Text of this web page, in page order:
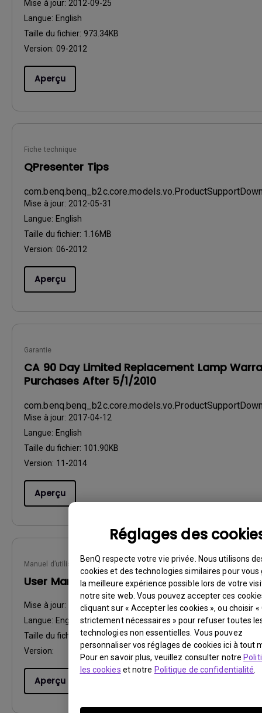
Réglages des
BenQ respecte votre vie privée. Nous utilisons
cookies et des technologies similaires pour
la meilleure expérience possible lors de votre
notre site web. Vous pouvez accepter ces
cliquant sur « Accepter les cookies », ou choisir «
strictement nécessaires » pour refuser toutes
technologies non essentielles. Vous pouvez
personnaliser vos réglages de cookies ici à tout
Pour en savoir plus, veuillez consulter notre
les cookies et notre Politique de confidentialité
Mise à jour: 2012-09-25
Langue: English
Taille du fichier: 973.34KB
Version: 09-2012
Aperçu
Fiche technique
QPresenter Tips
Mise à jour: 2012-05-31
Langue: English
Taille du fichier: 1.16MB
Version: 06-2012
Aperçu
Garantie
CA 90 Day Limited Replacement Lamp
Purchases After 5/1/2010
Mise à jour: 2017-04-12
Langue: English
Taille du fichier: 101.90KB
Version: 11-2014
Aperçu
Manuel d’utilisation
User Manual
Mise à jour:
2010/07/28
Langue: English
Taille du fichier:9.01 MB
Version:
Aperçu